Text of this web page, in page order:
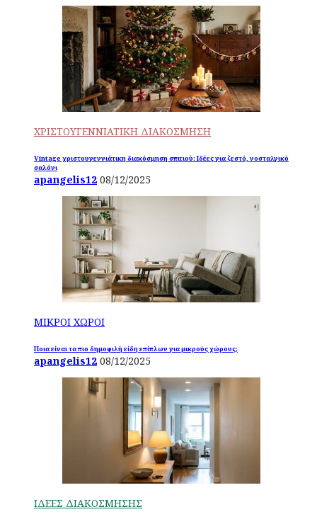
ΧΡΙΣΤΟΥΓΕΝΝΙΑΤΙΚΗ ΔΙΑΚΟΣΜΗΣΗ
Vintage χριστουγεννιάτικη διακόσμηση σπιτιού: Ιδέες για ζεστό, νοσταλγικό
σαλόνι
apangelis12 08/12/2025
ΜΙΚΡΟΙ ΧΩΡΟΙ
Ποια είναι τα πιο δημοφιλή είδη επίπλων για μικρούς χώρους;
apangelis12 08/12/2025
ΙΔΕΕΣ ΔΙΑΚΟΣΜΗΣΗΣ